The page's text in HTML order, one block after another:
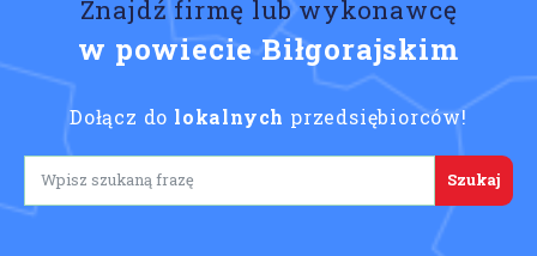
Znajdź firmę lub wykonawcę
w powiecie Biłgorajskim
Dołącz do lokalnych przedsiębiorców!
Lorem ipsum